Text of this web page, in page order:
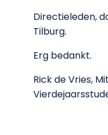
Directieleden,
Tilburg.
Erg bedankt.
Rick de Vries,